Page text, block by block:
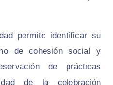
permite identificar su
de cohesión social y
de prácticas
de la celebración